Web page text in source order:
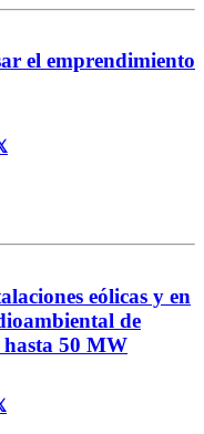
el emprendimiento
eólicas y en
de
hasta 50 MW